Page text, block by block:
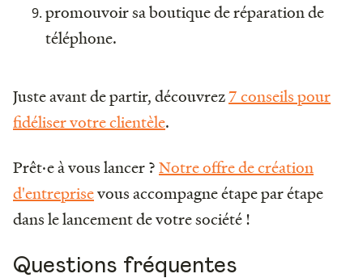
promouvoir sa boutique de réparation de
téléphone.
Juste avant de partir, découvrez7 conseils pour
fidéliser votre clientèle.
Prêt·e à vous lancer ?Notre offre de création
d'entreprisevous accompagne étape par étape
dans le lancement de votre société !
Questions fréquentes